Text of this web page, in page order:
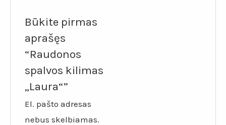
Būkite pirmas
aprašęs
“Raudonos
spalvos kilimas
„Laura“”
El. pašto adresas
nebus skelbiamas.